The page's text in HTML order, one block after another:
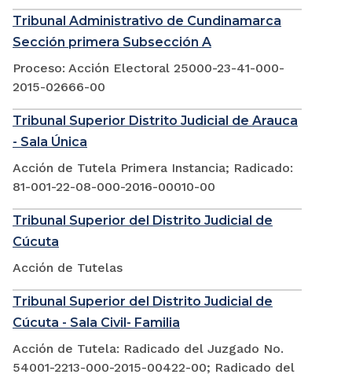
Tribunal Administrativo de Cundinamarca
Sección primera Subsección A
Proceso: Acción Electoral 25000-23-41-000-
2015-02666-00
Tribunal Superior Distrito Judicial de Arauca
- Sala Única
Acción de Tutela Primera Instancia; Radicado:
81-001-22-08-000-2016-00010-00
Tribunal Superior del Distrito Judicial de
Cúcuta
Acción de Tutelas
Tribunal Superior del Distrito Judicial de
Cúcuta - Sala Civil- Familia
Acción de Tutela: Radicado del Juzgado No.
54001-2213-000-2015-00422-00; Radicado del